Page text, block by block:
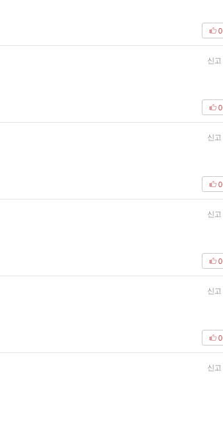
0
신고
0
신고
0
신고
0
신고
0
신고